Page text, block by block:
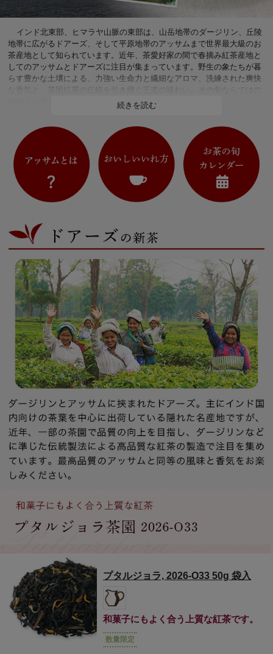
続きを読む
インド北東部、ヒマラヤ山脈の東部は、山岳地帯のダージリン、丘陵
地帯に広がるドアーズ、そして平原地帯のアッサムまで世界最大級のお
茶産地として知られています。近年、茶愛好家の間で春摘み紅茶産地と
してのアッサムとドアーズに注目が集まっています。野生の象たちが暮
らす豊かな土壌による、力強い生命力と繊細なアロマ、洗練された爽快
な香気と、英国紅茶の伝統を引き継ぐ王道の味わい。その旬ならではの
今年の春摘みアッサムは天候の影響で生産が遅れていますが、一足早
く入荷したドアーズは、オーソドックス製法かつオーガニック栽培とい
う希少なロットです。正統派のコクの中に青みや若々しい生命力が感じ
られる誰もがおいしいと思える親しみやすい味わいは、洋菓子はもちろ
ん、桜餅やあんこなどの和菓子とも相性抜群です。
プタルジョラ, 2026-O33 50g 袋入
和菓子にもよく合う上質な紅茶です。
数量限定